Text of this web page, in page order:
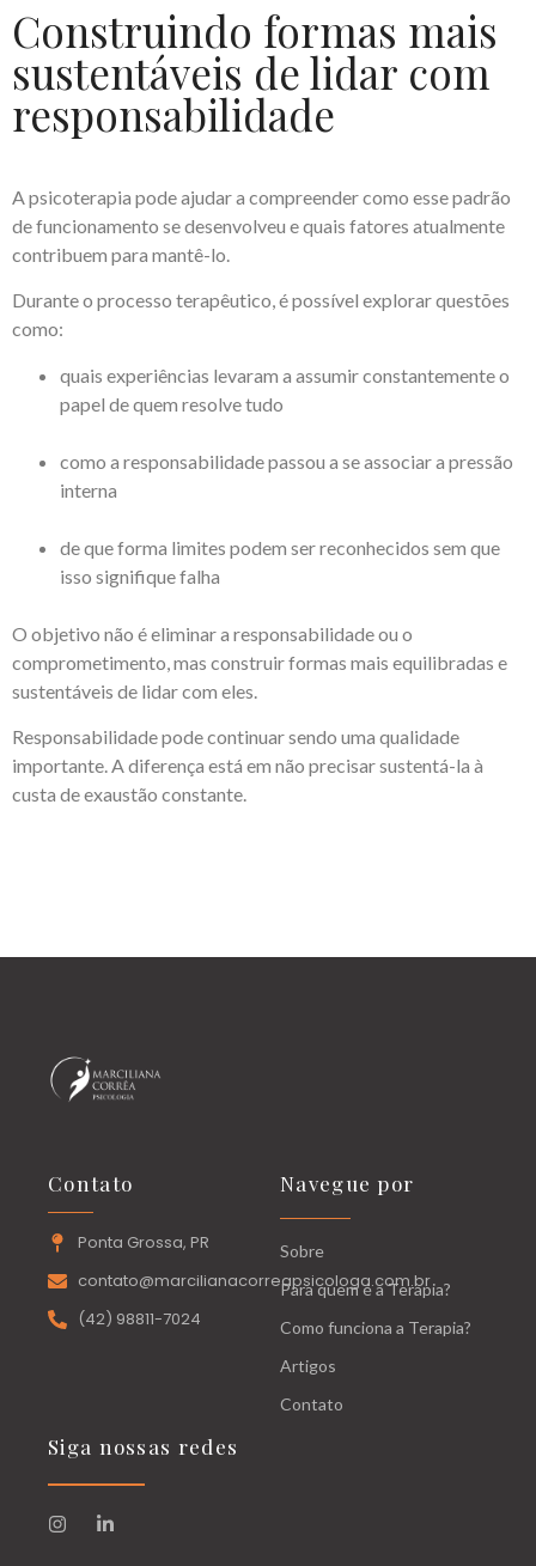
Construindo formas mais
sustentáveis de lidar com
responsabilidade
A psicoterapia pode ajudar a compreender como esse padrão
de funcionamento se desenvolveu e quais fatores atualmente
contribuem para mantê-lo.
Durante o processo terapêutico, é possível explorar questões
como:
quais experiências levaram a assumir constantemente o
papel de quem resolve tudo
como a responsabilidade passou a se associar a pressão
interna
de que forma limites podem ser reconhecidos sem que
isso signifique falha
O objetivo não é eliminar a responsabilidade ou o
comprometimento, mas construir formas mais equilibradas e
sustentáveis de lidar com eles.
Responsabilidade pode continuar sendo uma qualidade
importante. A diferença está em não precisar sustentá-la à
custa de exaustão constante.
Contato
Ponta Grossa, PR
contato@marcilianacorreapsicologa.com.br
(42) 98811-7024
Navegue por
Sobre
Para quem é a Terapia?
Como funciona a Terapia?
Artigos
Contato
Siga nossas redes